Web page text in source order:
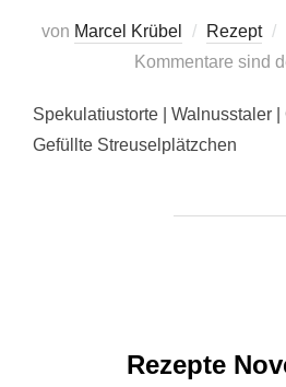
von Marcel Krübel Rezept
Kommentare sind
Spekulatiustorte | Walnusstaler |
Gefüllte Streuselplätzchen
Rezepte